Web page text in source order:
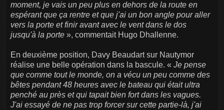
moment, je vais un peu plus en dehors de la route en
espérant que ça rentre et que j'ai un bon angle pour aller
vers la porte et finir avant avec le vent dans le dos
jusqu'à la porte », commentait Hugo Dhallenne.
En deuxième position, Davy Beaudart sur Nautymor
réalise une belle opération dans la bascule. « Je pense
que comme tout le monde, on a vécu un peu comme des
bêtes pendant 48 heures avec le bateau qui était ultra
penché au près et qui tapait bien fort dans les vagues.
J'ai essayé de ne pas trop forcer sur cette partie-là, j'ai